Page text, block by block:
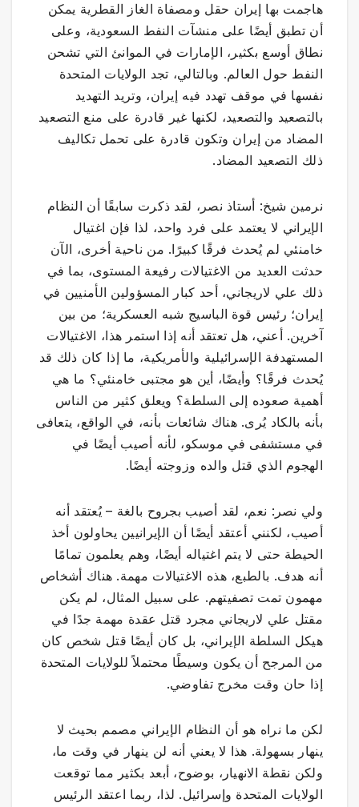
هاجمت بها إيران حقل ومصفاة الغاز القطرية يمكن
أن تطبق أيضًا على منشآت النفط السعودية، وعلى
نطاق أوسع بكثير، الإمارات في الموانئ التي تشحن
النفط حول العالم. وبالتالي، تجد الولايات المتحدة
نفسها في موقف تهدد فيه إيران، وتريد التهديد
بالتصعيد والتصعيد، لكنها غير قادرة على منع التصعيد
المضاد من إيران وتكون قادرة على تحمل تكاليف
ذلك التصعيد المضاد.
نرمين شيخ: أستاذ نصر، لقد ذكرت سابقًا أن النظام
الإيراني لا يعتمد على فرد واحد، لذا فإن اغتيال
خامنئي لم يُحدث فرقًا كبيرًا. من ناحية أخرى، الآن
حدثت العديد من الاغتيالات رفيعة المستوى، بما في
ذلك علي لاريجاني، أحد كبار المسؤولين الأمنيين في
إيران؛ رئيس قوة الباسيج شبه العسكرية؛ من بين
آخرين. أعني، هل تعتقد أنه إذا استمر هذا، الاغتيالات
المستهدفة الإسرائيلية والأمريكية، ما إذا كان ذلك قد
يُحدث فرقًا؟ وأيضًا، أين هو مجتبى خامنئي؟ ما هي
أهمية صعوده إلى السلطة؟ ويعلق كثير من الناس
بأنه بالكاد يُرى. هناك شائعات بأنه، في الواقع، يتعافى
في مستشفى في موسكو، لأنه أصيب أيضًا في
الهجوم الذي قتل والده وزوجته أيضًا.
ولي نصر: نعم، لقد أصيب بجروح بالغة – يُعتقد أنه
أصيب، لكنني أعتقد أيضًا أن الإيرانيين يحاولون أخذ
الحيطة حتى لا يتم اغتياله أيضًا، وهم يعلمون تمامًا
أنه هدف. بالطبع، هذه الاغتيالات مهمة. هناك أشخاص
مهمون تمت تصفيتهم. على سبيل المثال، لم يكن
مقتل علي لاريجاني مجرد قتل عقدة مهمة جدًا في
هيكل السلطة الإيراني، بل كان أيضًا قتل شخص كان
من المرجح أن يكون وسيطًا محتملاً للولايات المتحدة
إذا حان وقت مخرج تفاوضي.
لكن ما نراه هو أن النظام الإيراني مصمم بحيث لا
ينهار بسهولة. هذا لا يعني أنه لن ينهار في وقت ما،
ولكن نقطة الانهيار، بوضوح، أبعد بكثير مما توقعت
الولايات المتحدة وإسرائيل. لذا، ربما اعتقد الرئيس